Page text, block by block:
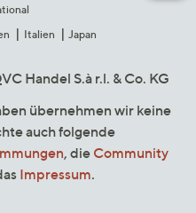
Italien Japan
Handel S.à r.l. & Co. KG
übernehmen wir keine
auch folgende
, die Community
Impressum.